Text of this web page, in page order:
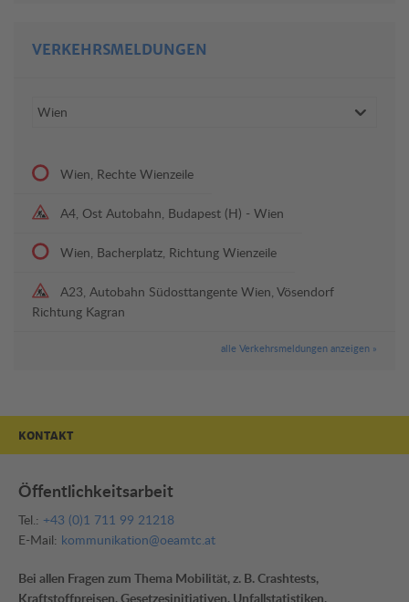
VERKEHRSMELDUNGEN
Wien, Rechte Wienzeile
A4, Ost Autobahn, Budapest (H) - Wien
Wien, Bacherplatz, Richtung Wienzeile
A23, Autobahn Südosttangente Wien, Vösendorf
Richtung Kagran
alle Verkehrsmeldungen anzeigen »
KONTAKT
Öffentlichkeitsarbeit
Tel.: +43 (0)1 711 99 21218
E-Mail: kommunikation@oeamtc.at
Bei allen Fragen zum Thema Mobilität, z. B. Crashtests,
Kraftstoffpreisen, Gesetzesinitiativen, Unfallstatistiken,